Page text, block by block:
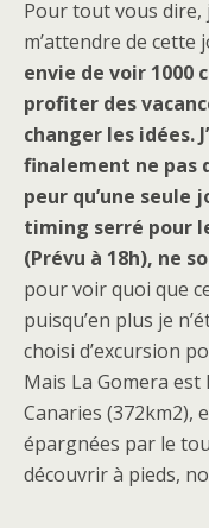
Pour tout vous dire,
m’attendre de cette
envie de voir 1000
profiter des
changer les idées.
finalement ne pas
peur qu’une
timing serré pour
(Prévu à 18h), ne
pour voir quoi que
puisqu’en plus je
choisi d’excursion
Mais La Gomera
Canaries (372km2),
épargnées par le
découvrir à pieds,